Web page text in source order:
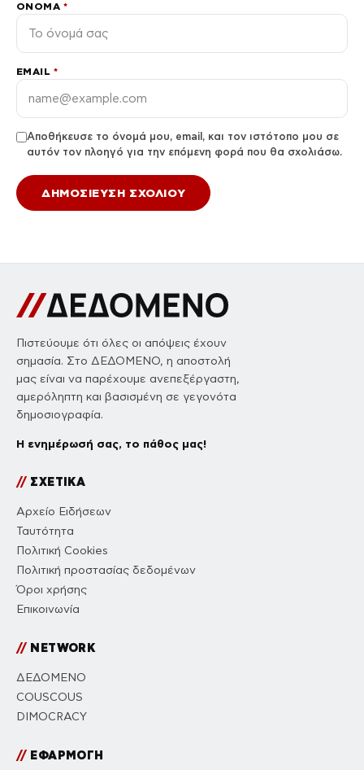
ΌΝΟΜΑ *
EMAIL *
Αποθήκευσε το όνομά μου, email, και τον ιστότοπο μου σε
αυτόν τον πλοηγό για την επόμενη φορά που θα σχολιάσω.
Πιστεύουμε ότι όλες οι απόψεις έχουν
σημασία. Στο ΔΕΔΟΜΕΝΟ, η αποστολή
μας είναι να παρέχουμε ανεπεξέργαστη,
αμερόληπτη και βασισμένη σε γεγονότα
δημοσιογραφία.
Η ενημέρωσή σας, το πάθος μας!
//ΣΧΕΤΙΚΑ
Αρχείο Ειδήσεων
Ταυτότητα
Πολιτική Cookies
Πολιτική προστασίας δεδομένων
Όροι χρήσης
Επικοινωνία
//NETWORK
ΔΕΔΟΜΕΝΟ
COUSCOUS
DIMOCRACY
//ΕΦΑΡΜΟΓΗ